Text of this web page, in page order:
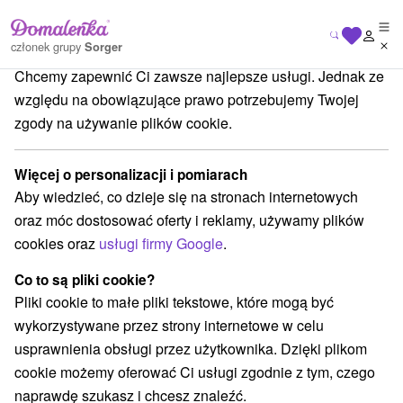
członek grupy Sorger
Blog Kreatívne a chutné tekvicové dobrodružstvá na Slovensku
KREATÍVNE A CHUTNÉ
TEKVICOVÉ
DOBRODRUŽSTVÁ NA
SLOVENSKU
Dbamy o Twoją prywatność
Chcemy zapewnić Ci zawsze najlepsze usługi. Jednak ze
względu na obowiązujące prawo potrzebujemy Twojej
zgody na używanie plików cookie.
Więcej o personalizacji i pomiarach
Aby wiedzieć, co dzieje się na stronach internetowych
oraz móc dostosować oferty i reklamy, używamy plików
cookies oraz usługi firmy Google.
Co to są pliki cookie?
Pliki cookie to małe pliki tekstowe, które mogą być
wykorzystywane przez strony internetowe w celu
usprawnienia obsługi przez użytkownika. Dzięki plikom
cookie możemy oferować Ci usługi zgodnie z tym, czego
naprawdę szukasz i chcesz znaleźć.